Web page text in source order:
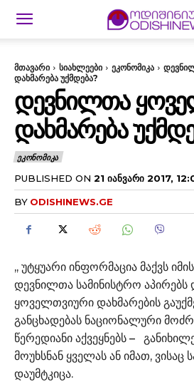
მთავარი სიახლეები ეკონომიკა
დახმარება უქმდება?
ᲓᲔᲕᲜᲘᲚᲗᲐ
ᲓᲐᲮᲛᲐᲠᲔᲑᲐ
ᲔᲙᲝᲜᲝᲛᲘᲙᲐ
PUBLISHED ON 21 ᲘᲐᲜᲕᲐᲠᲘ 2017,
BY ODISHINEWS.GE
,, უტყუარი ინფორმაცია მაქვს
დევნილთა სამინისტრო
ყოველთვიური დახმარების
განცხადებას ნაციონალური
წერედიანი აქვეყნებს –
მოუხსნან ყველას ან იმათ, ვისაც
დაუმტკიცა.